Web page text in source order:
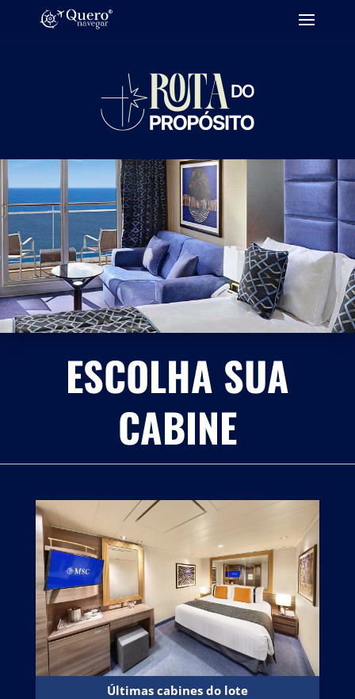
ESCOLHA SUA
CABINE
Últimas cabines do lote